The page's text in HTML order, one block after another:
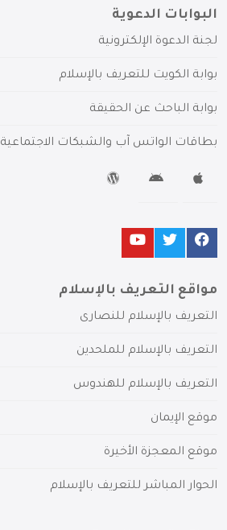
البوابات الدعوية
لجنة الدعوة الإلكترونية
بوابة الكويت للتعريف بالإسلام
بوابة الباحث عن الحقيقة
بطاقات الواتس آب والشبكات الاجتماعية
مواقع التعريف بالإسلام
التعريف بالإسلام للنصارى
التعريف بالإسلام للملحدين
التعريف بالإسلام للهندوس
موقع الإيمان
موقع المعجزة الأخيرة
الحوار المباشر للتعريف بالإسلام